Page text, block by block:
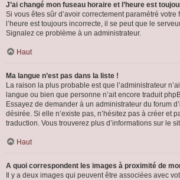
J’ai changé mon fuseau horaire et l’heure est
Si vous êtes sûr d’avoir correctement paramétré votre
l’heure est toujours incorrecte, il se peut que le
Signalez ce problème à un administrateur.
Haut
Ma langue n’est pas dans la liste !
La raison la plus probable est que l’administrateur
langue ou bien que personne n’ait encore traduit
Essayez de demander à un administrateur du forum
désirée. Si elle n’existe pas, n’hésitez pas à créer et
traduction. Vous trouverez plus d’informations sur le
Haut
A quoi correspondent les images à proximité de
Il y a deux images qui peuvent être associées avec